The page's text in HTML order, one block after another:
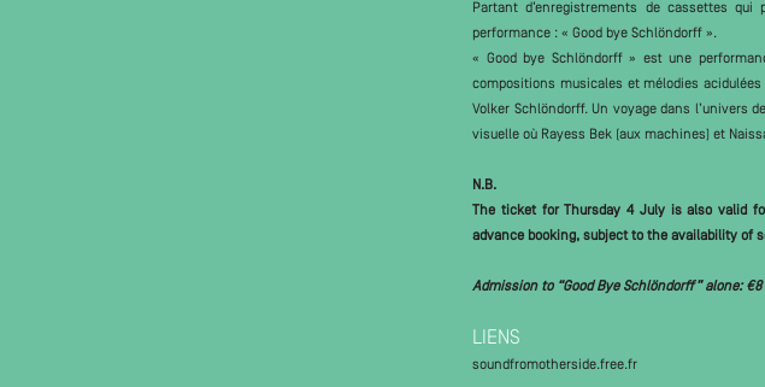
Partant d’enregistrements de cassettes
performance : « Good bye Schlöndorff ».
« Good bye Schlöndorff » est une
compositions musicales et mélodies
Volker Schlöndorff. Un voyage dans l’univers
visuelle où Rayess Bek (aux machines) et
N.B.
The ticket for Thursday 4 July is also valid
advance booking, subject to the availability of
Admission to “Good Bye Schlöndorff” alone:
LIENS
soundfromotherside.free.fr